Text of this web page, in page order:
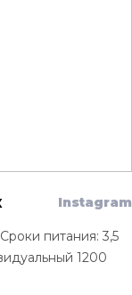
Instagram
питания: 3,5
1200